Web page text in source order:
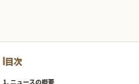
目次
1. ニュースの概要